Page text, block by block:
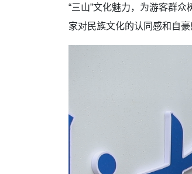
“三山”文化魅力，为游客群众
家对民族文化的认同感和自豪